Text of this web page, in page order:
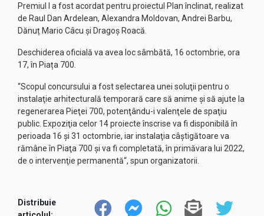
Premiul I a fost acordat pentru proiectul Plan înclinat, realizat
de Raul Dan Ardelean, Alexandra Moldovan, Andrei Barbu,
Dănuț Mario Câcu și Dragoș Roacă.
Deschiderea oficială va avea loc sâmbătă, 16 octombrie, ora
17, în Piața 700.
“Scopul concursului a fost selectarea unei soluţii pentru o
instalaţie arhitecturală temporară care să anime şi să ajute la
regenerarea Pieţei 700, potenţându-i valenţele de spaţiu
public. Expoziţia celor 14 proiecte înscrise va fi disponibilă în
perioada 16 şi 31 octombrie, iar instalaţia câştigătoare va
rămâne în Piaţa 700 şi va fi completată, în primăvara lui 2022,
de o intervenţie permanentă“, spun organizatorii.
Distribuie